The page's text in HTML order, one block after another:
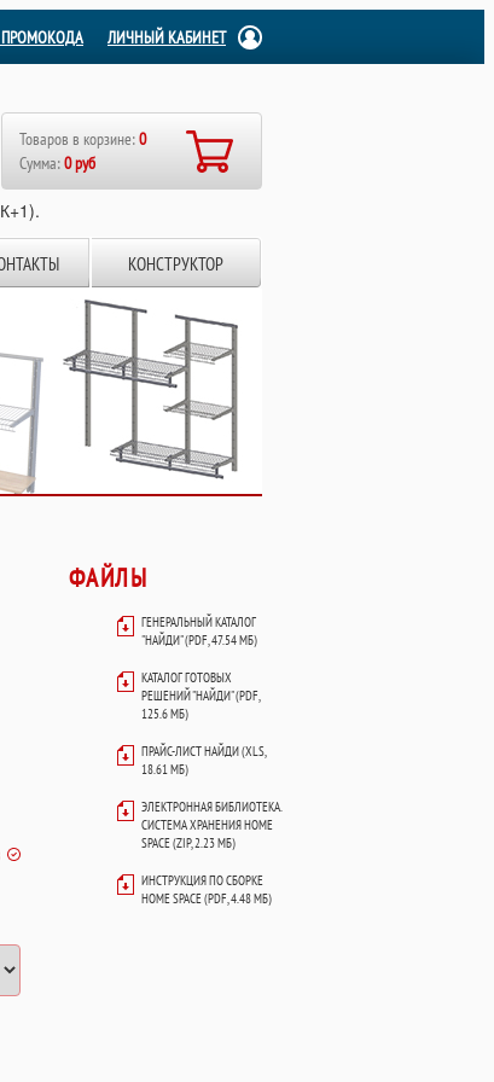
ЛИЧНЫЙ КАБИНЕТ
Товаров в корзине:0
Сумма:0 руб
КОНСТРУКТОР
ФАЙЛЫ
ГЕНЕРАЛЬНЫЙ КАТАЛОГ
"НАЙДИ" (PDF, 47.54 МБ)
КАТАЛОГ ГОТОВЫХ
РЕШЕНИЙ "НАЙДИ" (PDF,
125.6 МБ)
ПРАЙС-ЛИСТ НАЙДИ (XLS,
18.61 МБ)
ЭЛЕКТРОННАЯ БИБЛИОТЕКА.
СИСТЕМА ХРАНЕНИЯ HOME
SPACE (ZIP, 2.23 МБ)
ИНСТРУКЦИЯ ПО СБОРКЕ
HOME SPACE (PDF, 4.48 МБ)